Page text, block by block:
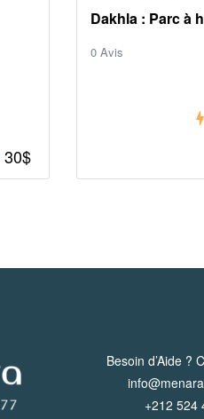
30$
Dakhla : Parc à
0 Avis
Besoin d’Aide ?
+212 524